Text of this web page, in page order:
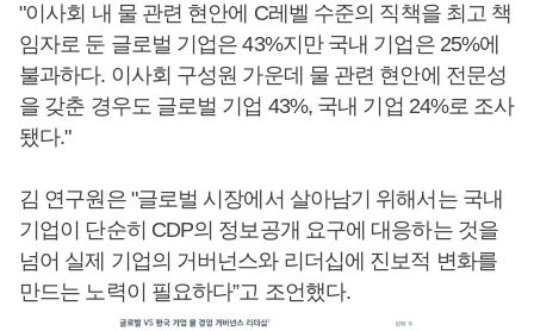
"이사회 내 물 관련 현안에 C레벨 수준의 직책을 최고 책
임자로 둔 글로벌 기업은 43%지만 국내 기업은 25%에
불과하다. 이사회 구성원 가운데 물 관련 현안에 전문성
을 갖춘 경우도 글로벌 기업 43%, 국내 기업 24%로 조사
됐다."
김 연구원은 "글로벌 시장에서 살아남기 위해서는 국내
기업이 단순히 CDP의 정보공개 요구에 대응하는 것을
넘어 실제 기업의 거버넌스와 리더십에 진보적 변화를
만드는 노력이 필요하다”고 조언했다.